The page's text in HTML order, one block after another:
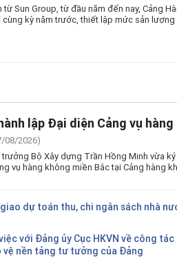
từ Sun Group, từ đầu năm đến nay, Cảng
cùng kỳ năm trước, thiết lập mức sản
lập Đại diện Cảng vụ
08/2026)
trưởng Bộ Xây dựng Trần Hồng Minh vừa
vụ hàng không miền Bắc tại Cảng hàng
dự toán thu, chi ngân sách nhà
với Đảng ủy Cục HKVN về công tác
vệ nền tảng tư tưởng của Đảng